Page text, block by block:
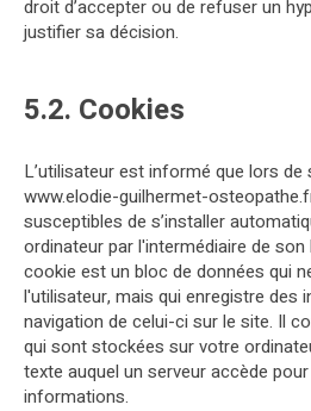
droit d’accepter ou de refuser un
justifier sa décision.
5.2. Cookies
L’utilisateur est informé que lors
www.elodie-guilhermet-
susceptibles de s’installer
ordinateur par l'intermédiaire de son
cookie est un bloc de données qui
l'utilisateur, mais qui enregistre des
navigation de celui-ci sur le site. Il
qui sont stockées sur votre
texte auquel un serveur accède
informations.